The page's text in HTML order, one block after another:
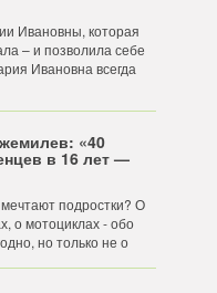
Ивановны, которая
– и позволила себе
Ивановна всегда
«40
в 16 лет —
подростки? О
о мотоциклах - обо
но только не о